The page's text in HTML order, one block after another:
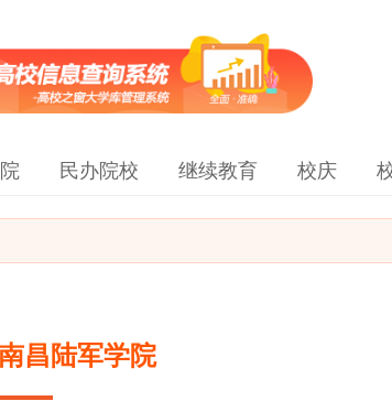
民办院校 继续教育 校庆
昌陆军学院